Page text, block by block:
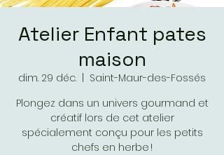
Atelier Enfant pates
maison
dim. 29 déc.
Saint-Maur-des-Fossés
Plongez dans un univers gourmand et
créatif lors de cet atelier
spécialement conçu pour les petits
chefs en herbe !